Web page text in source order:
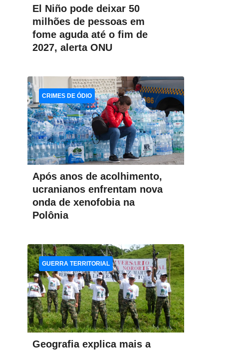
El Niño pode deixar 50
milhões de pessoas em
fome aguda até o fim de
2027, alerta ONU
Após anos de acolhimento,
ucranianos enfrentam nova
onda de xenofobia na
Polônia
CRIMES DE ÓDIO
Geografia explica mais a
GUERRA TERRITORIAL